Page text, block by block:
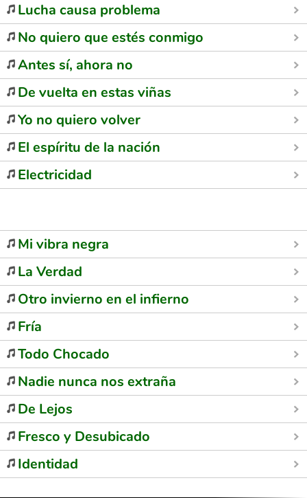
Lucha causa problema
No quiero que estés conmigo
Antes sí, ahora no
De vuelta en estas viñas
Yo no quiero volver
El espíritu de la nación
Electricidad
Mi vibra negra
La Verdad
Otro invierno en el infierno
Fría
Todo Chocado
Nadie nunca nos extraña
De Lejos
Fresco y Desubicado
Identidad